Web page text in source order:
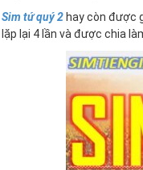
Sim tứ quý 2 hay còn được
lặp lại 4 lần và được chia